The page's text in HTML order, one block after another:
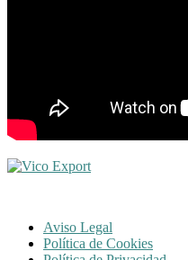
Aviso Legal
Política de Cookies